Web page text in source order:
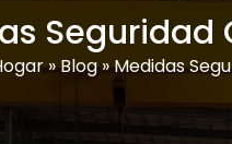
Seguridad
» Blog»Medidas